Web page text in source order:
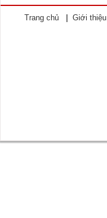
Trang chủ Giới thiệu